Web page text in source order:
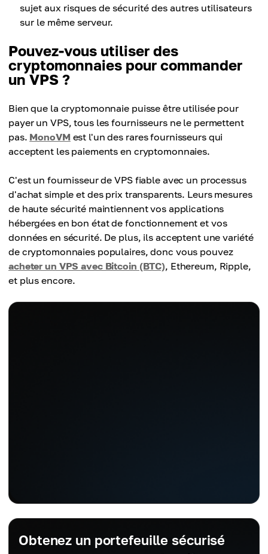
sujet aux risques de sécurité des autres utilisateurs
sur le même serveur.
Pouvez-vous utiliser des
cryptomonnaies pour commander
un VPS ?
Bien que la cryptomonnaie puisse être utilisée pour
payer un VPS, tous les fournisseurs ne le permettent
pas. MonoVM est l'un des rares fournisseurs qui
acceptent les paiements en cryptomonnaies.
C'est un fournisseur de VPS fiable avec un processus
d'achat simple et des prix transparents. Leurs mesures
de haute sécurité maintiennent vos applications
hébergées en bon état de fonctionnement et vos
données en sécurité. De plus, ils acceptent une variété
de cryptomonnaies populaires, donc vous pouvez
acheter un VPS avec Bitcoin (BTC), Ethereum, Ripple,
et plus encore.
Obtenez un portefeuille sécurisé